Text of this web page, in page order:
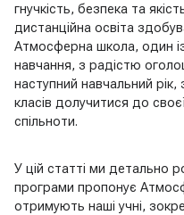
гнучкість, безпека та
дистанційна освіта
Атмосферна школа, один із
навчання, з радістю
наступний навчальний
класів долучитися до
спільноти.
У цій статті ми детально
програми пропонує
отримують наші учні,